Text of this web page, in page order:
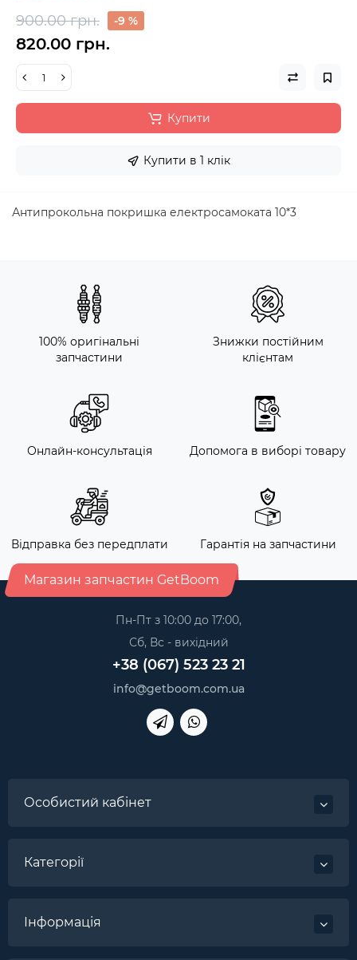
900.00 грн. -9 %
820.00 грн.
Купити
Купити в 1 клік
Антипрокольна покришка електросамоката 10*3
100% оригінальні
запчастини
Знижки постійним
клієнтам
Онлайн-консультація Допомога в виборі товару
Відправка без передплати Гарантія на запчастини
Магазин запчастин GetBoom
Пн-Пт з 10:00 до 17:00,
Сб, Вс - вихідний
+38 (067) 523 23 21
info@getboom.com.ua
Особистий кабінет
Категорії
Інформація